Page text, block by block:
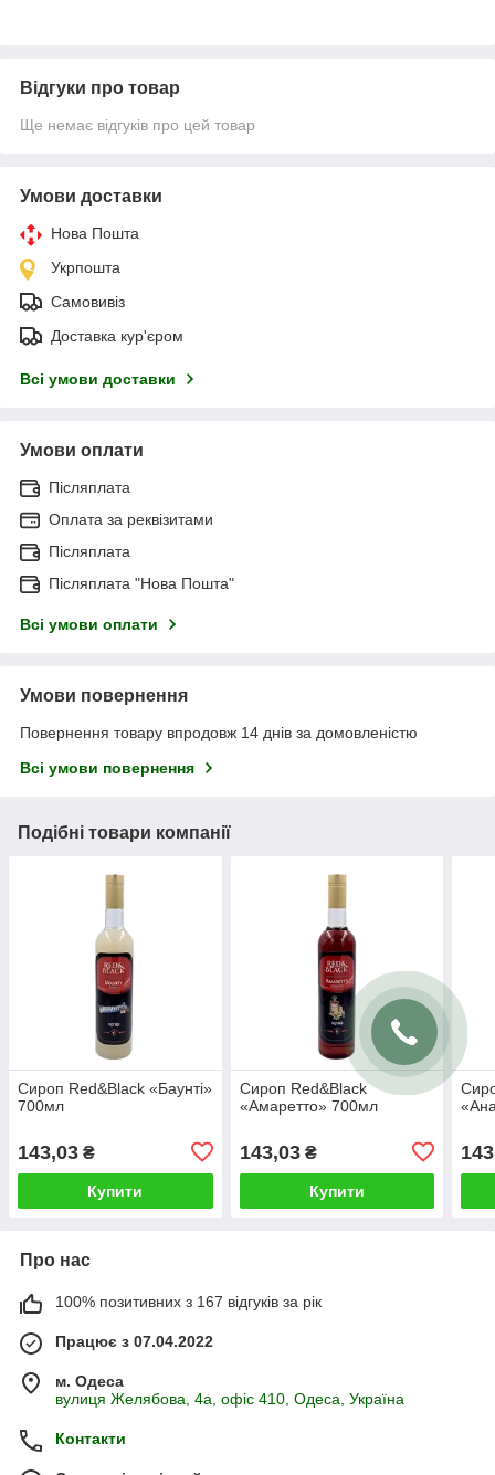
Відгуки про товар
Ще немає відгуків про цей товар
Умови доставки
Нова Пошта
Укрпошта
Самовивіз
Доставка кур'єром
Всі умови доставки
Умови оплати
Післяплата
Оплата за реквізитами
Післяплата
Післяплата "Нова Пошта"
Всі умови оплати
Умови повернення
Повернення товару впродовж 14 днів за домовленістю
Всі умови повернення
Подібні товари компанії
Сироп Red&Black «Баунті»
700мл
143,03 ₴
Купити
Сироп Red&Black
«Амаретто» 700мл
143,03₴
Купити
Про нас
100% позитивних з 167 відгуків за рік
Працює з 07.04.2022
м. Одеса
вулиця Желябова, 4а, офіс 410, Одеса, Україна
Контакти